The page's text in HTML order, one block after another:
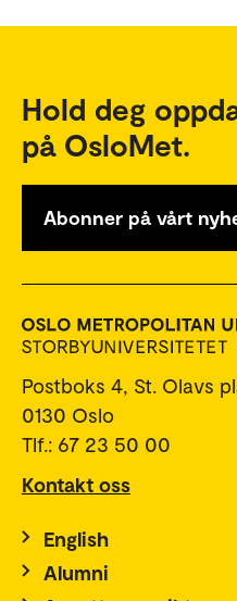
Hold deg
på OsloMet.
Abonner på vårt
Postboks 4, St. Olavs
0130 Oslo
Tlf.: 67 23 50 00
Kontakt oss
English
Alumni